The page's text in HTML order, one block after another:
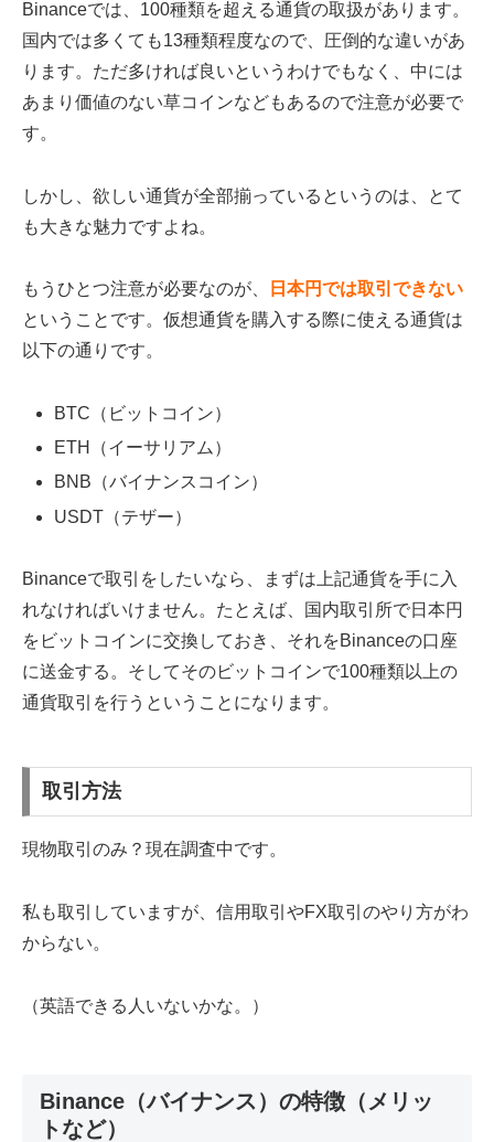
Binanceでは、100種類を超える通貨の取扱があります。
国内では多くても13種類程度なので、圧倒的な違いがあ
ります。ただ多ければ良いというわけでもなく、中には
あまり価値のない草コインなどもあるので注意が必要で
す。
しかし、欲しい通貨が全部揃っているというのは、とて
も大きな魅力ですよね。
もうひとつ注意が必要なのが、
日本円では取引できない
ということです。仮想通貨を購入する際に使える通貨は
以下の通りです。
BTC（ビットコイン）
ETH（イーサリアム）
BNB（バイナンスコイン）
USDT（テザー）
Binanceで取引をしたいなら、まずは上記通貨を手に入
れなければいけません。たとえば、国内取引所で日本円
をビットコインに交換しておき、それをBinanceの口座
に送金する。そしてそのビットコインで100種類以上の
通貨取引を行うということになります。
取引方法
現物取引のみ？現在調査中です。
私も取引していますが、信用取引やFX取引のやり方がわ
からない。
（英語できる人いないかな。）
Binance（バイナンス）の特徴（メリッ
トなど）